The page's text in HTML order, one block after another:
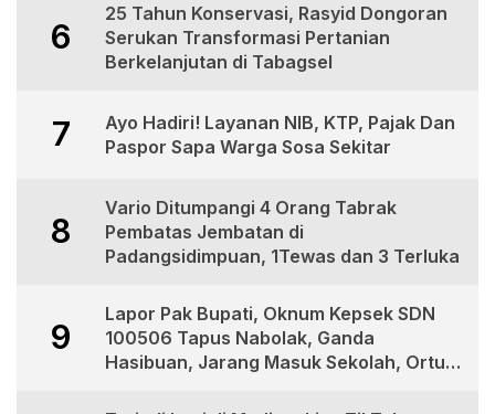
6
25 Tahun Konservasi, Rasyid Dongoran
Serukan Transformasi Pertanian
Berkelanjutan di Tabagsel
7
Ayo Hadiri! Layanan NIB, KTP, Pajak Dan
Paspor Sapa Warga Sosa Sekitar
8
Vario Ditumpangi 4 Orang Tabrak
Pembatas Jembatan di
Padangsidimpuan, 1Tewas dan 3 Terluka
9
Lapor Pak Bupati, Oknum Kepsek SDN
100506 Tapus Nabolak, Ganda
Hasibuan, Jarang Masuk Sekolah, Ortu